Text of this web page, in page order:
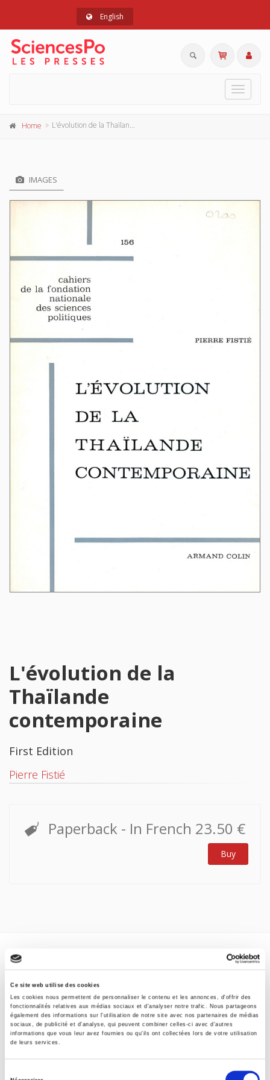
Ce site web utilise des cookies
Les cookies nous permettent de personnaliser le contenu et les annonces, d'offrir des
fonctionnalités relatives aux médias sociaux et d'analyser notre trafic. Nous partageons
également des informations sur l'utilisation de notre site avec nos partenaires de médias
sociaux, de publicité et d'analyse, qui peuvent combiner celles-ci avec d'autres
informations que vous leur avez fournies ou qu'ils ont collectées lors de votre utilisation
de leurs services.
English
Toggle
Home L'évolution de la Thaïlande contemporaine
IMAGES
L'évolution de la
Thaïlande
contemporaine
First Edition
Pierre Fistié
Paperback - In French 23.50 €
Buy
Formats
Specifications